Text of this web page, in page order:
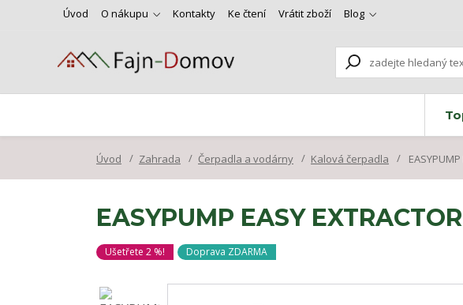
Úvod O nákupu Kontakty Ke čtení Vrátit zboží Blog
Úvod Zahrada Čerpadla a vodárny Kalová čerpadla
EASYPUMP EASY
Ušetřete 2 %! Doprava ZDARMA